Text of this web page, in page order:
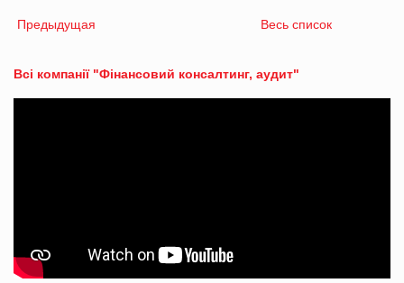
Предыдущая Весь список
Всі компанії "Фінансовий консалтинг, аудит"